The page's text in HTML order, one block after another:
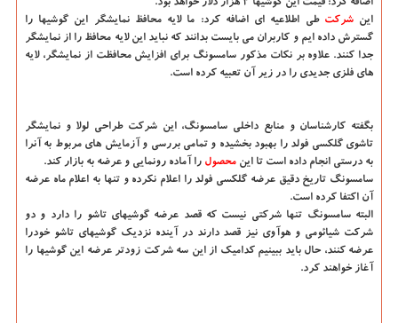
اینشركت طی اطلاعیه ای اضافه كرد: ما لایه محافظ نمایشگر این گوشیها را
گسترش داده ایم و كاربران می بایست بدانند كه نباید این لایه محافظ را از نمایشگر
جدا كنند. علاوه بر نكات مذكور سامسونگ برای افزایش محافظت از نمایشگر، لایه
های فلزی جدیدی را در زیر آن تعبیه كرده است.
بگفته كارشناسان و منابع داخلی سامسونگ، این شركت طراحی لولا و نمایشگر
تاشوی گلكسی فولد را بهبود بخشیده و تمامی بررسی و آزمایش های مربوط به آنرا
به درستی انجام داده است تا این محصول را آماده رونمایی و عرضه به بازار كند.
سامسونگ تاریخ دقیق عرضه گلكسی فولد را اعلام نكرده و تنها به اعلام ماه عرضه
آن اكتفا كرده است.
البته سامسونگ تنها شركتی نیست كه قصد عرضه گوشیهای تاشو را دارد و دو
شركت شیائومی و هوآوی نیز قصد دارند در آینده نزدیك گوشیهای تاشو خودرا
عرضه كنند، حال باید ببینیم كدامیك از این سه شركت زودتر عرضه این گوشیها را
آغاز خواهند كرد.